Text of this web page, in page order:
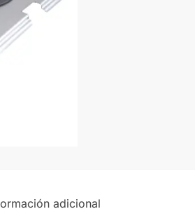
adicional